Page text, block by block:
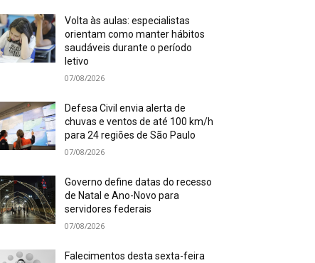
Volta às aulas: especialistas
orientam como manter hábitos
saudáveis durante o período
letivo
07/08/2026
Defesa Civil envia alerta de
chuvas e ventos de até 100 km/h
para 24 regiões de São Paulo
07/08/2026
Governo define datas do recesso
de Natal e Ano-Novo para
servidores federais
07/08/2026
Falecimentos desta sexta-feira